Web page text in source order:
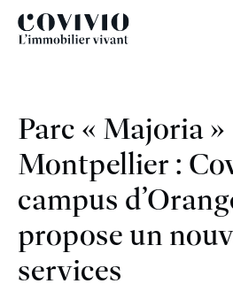
Covivio
Parc « Majoria »
Montpellier :
campus
propose un
services